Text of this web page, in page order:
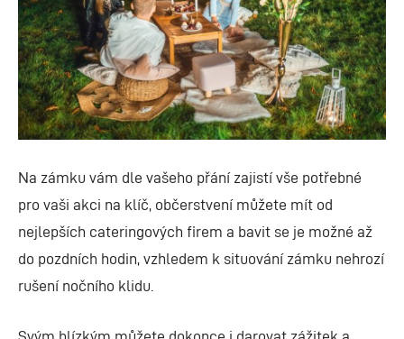
Na zámku vám dle vašeho přání zajistí vše potřebné
pro vaši akci na klíč, občerstvení můžete mít od
nejlepších cateringových firem a bavit se je možné až
do pozdních hodin, vzhledem k situování zámku nehrozí
rušení nočního klidu.